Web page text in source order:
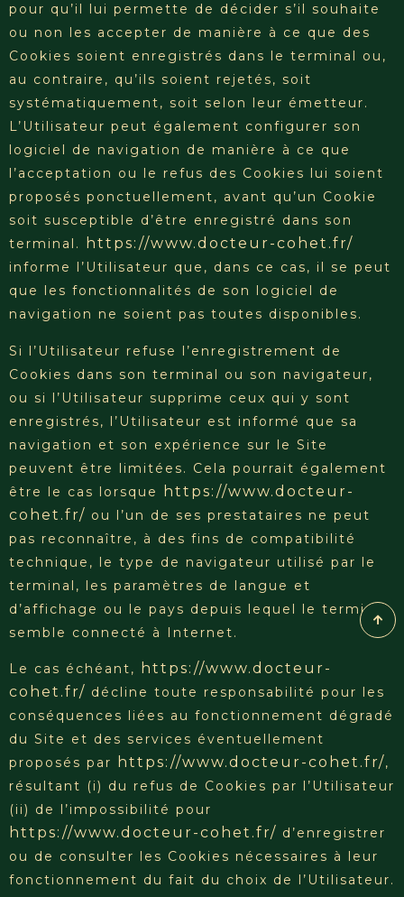
pour qu’il lui permette de décider s’il souhaite
ou non les accepter de manière à ce que des
Cookies soient enregistrés dans le terminal ou,
au contraire, qu’ils soient rejetés, soit
systématiquement, soit selon leur émetteur.
L’Utilisateur peut également configurer son
logiciel de navigation de manière à ce que
l’acceptation ou le refus des Cookies lui soient
proposés ponctuellement, avant qu’un Cookie
soit susceptible d’être enregistré dans son
terminal.
https://www.docteur-cohet.fr/
informe l’Utilisateur que, dans ce cas, il se peut
que les fonctionnalités de son logiciel de
navigation ne soient pas toutes disponibles.
Si l’Utilisateur refuse l’enregistrement de
Cookies dans son terminal ou son navigateur,
ou si l’Utilisateur supprime ceux qui y sont
enregistrés, l’Utilisateur est informé que sa
navigation et son expérience sur le Site
peuvent être limitées. Cela pourrait également
être le cas lorsque
https://www.docteur-
cohet.fr/ ou l’un de ses prestataires ne peut
pas reconnaître, à des fins de compatibilité
technique, le type de navigateur utilisé par le
terminal, les paramètres de langue et
d’affichage ou le pays depuis lequel le terminal
semble connecté à Internet.
Le cas échéant,
https://www.docteur-
cohet.fr/ décline toute responsabilité pour les
conséquences liées au fonctionnement dégradé
du Site et des services éventuellement
proposés par
https://www.docteur-cohet.fr/,
résultant (i) du refus de Cookies par l’Utilisateur
(ii) de l’impossibilité pour
https://www.docteur-cohet.fr/ d’enregistrer
ou de consulter les Cookies nécessaires à leur
fonctionnement du fait du choix de l’Utilisateur.